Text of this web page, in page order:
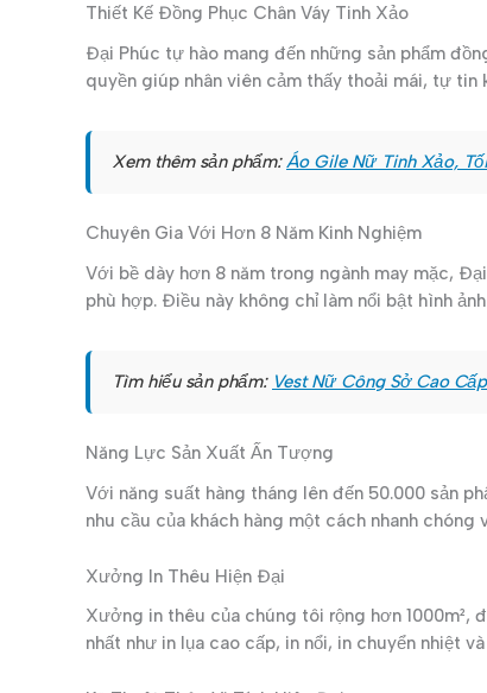
Thiết Kế Đồng Phục Chân Váy Tinh Xảo
Đại Phúc tự hào mang đến những sản phẩm
quyền giúp nhân viên cảm thấy thoải mái, tự
Xem thêm sản phẩm: Áo Gile Nữ Tinh Xảo,
Chuyên Gia Với Hơn 8 Năm Kinh Nghiệm
Với bề dày hơn 8 năm trong ngành may mặc,
phù hợp. Điều này không chỉ làm nổi bật hình
Tìm hiểu sản phẩm: Vest Nữ Công Sở Cao
Năng Lực Sản Xuất Ấn Tượng
Với năng suất hàng tháng lên đến 50.000 sản
nhu cầu của khách hàng một cách nhanh
Xưởng In Thêu Hiện Đại
Xưởng in thêu của chúng tôi rộng hơn
nhất như in lụa cao cấp, in nổi, in chuyển nhiệt